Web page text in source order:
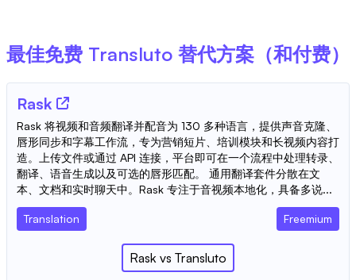
最佳免费 Transluto 替代方案（和付费）
Rask
Rask 将视频和音频翻译并配音为 130 多种语言，提供声音克隆、
唇形同步和字幕工作流，专为营销短片、培训模块和长视频内容打
造。上传文件或通过 API 连接，平台即可在一个流程中处理转录、
翻译、语音生成以及可选的唇形匹配。 通用翻译套件分散在文
本、文档和实时聊天中。Rask 专注于音视频本地化，具备多说...
Translation Freemium
Rask vs Transluto